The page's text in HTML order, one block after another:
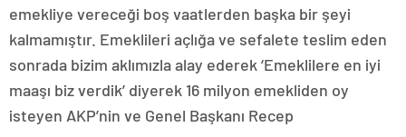
emekliye vereceği boş vaatlerden başka bir şeyi
kalmamıştır. Emeklileri açlığa ve sefalete teslim eden
sonrada bizim aklımızla alay ederek ‘Emeklilere en iyi
maaşı biz verdik’ diyerek 16 milyon emekliden oy
isteyen AKP’nin ve Genel Başkanı Recep